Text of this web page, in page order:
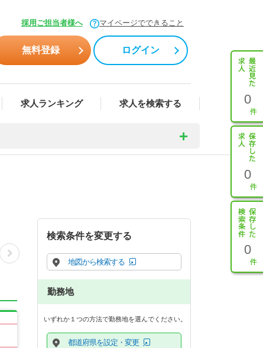
採用ご担当者様へ マイページでできること
無料登録 ログイン
求人ランキング 求人を検索する 0
0
0
検索条件を変更する
地図から検索する
勤務地
いずれか１つの方法で勤務地を選んでください。
都道府県を設定・変更